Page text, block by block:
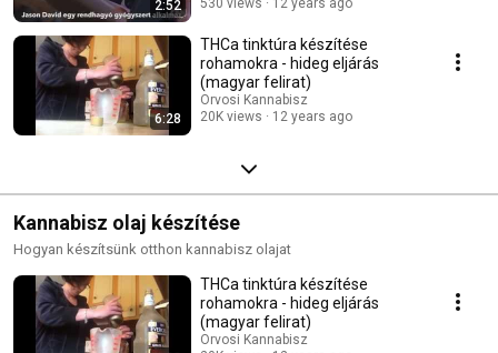
2:52
6:28
THCa tinktúra készítése
rohamokra - hideg eljárás
(magyar felirat)
Orvosi Kannabisz
20K views
12 years ago
Kannabisz olaj készítése
Hogyan készítsünk otthon kannabisz olajat
THCa tinktúra készítése
rohamokra - hideg eljárás
(magyar felirat)
Orvosi Kannabisz